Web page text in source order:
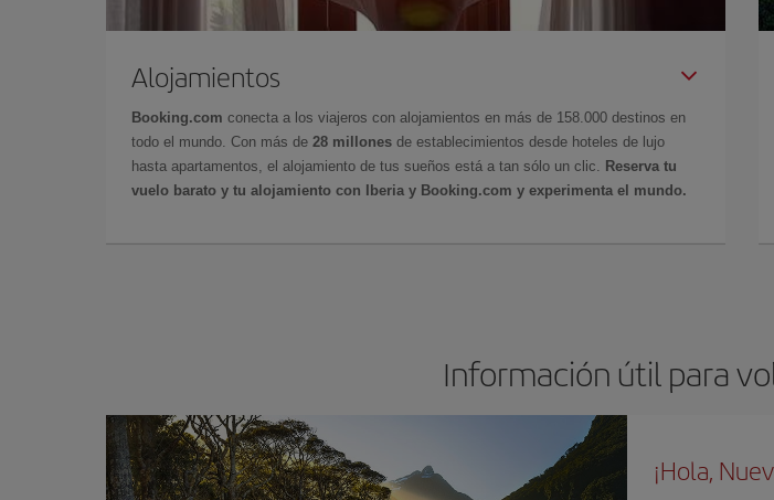
Alojamientos
Booking.com conecta a los viajeros con alojamientos en más de 158.000 destinos en
todo el mundo. Con más de 28 millones de establecimientos desde hoteles de lujo
hasta apartamentos, el alojamiento de tus sueños está a tan sólo un clic.
Reserva tu
vuelo barato y tu alojamiento con Iberia y Booking.com y experimenta el mundo.
Información útil para
¡Hola,